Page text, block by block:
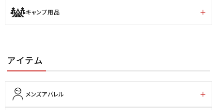
キャンプ用品
アイテム
メンズアパレル